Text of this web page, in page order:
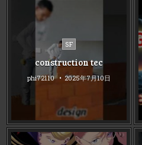
Posted
SF
construction tec
phi72110 2025年7月10日